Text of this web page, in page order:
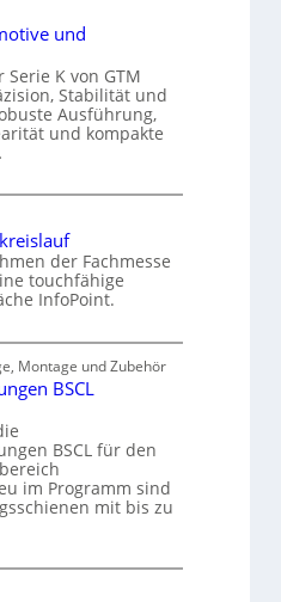
und
K von GTM
Stabilität und
Ausführung,
und kompakte
der Fachmesse
touchfähige
InfoPoint.
Montage und Zubehör
BSCL
BSCL für den
im Programm sind
mit bis zu